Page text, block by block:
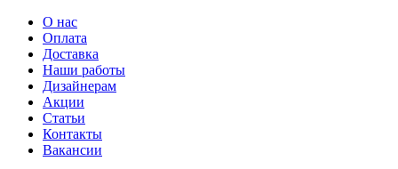
О нас
Оплата
Доставка
Наши работы
Дизайнерам
Акции
Статьи
Контакты
Вакансии